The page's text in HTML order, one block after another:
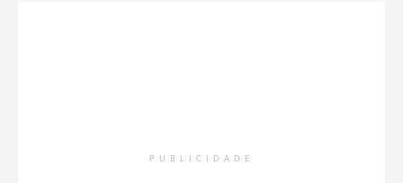
PUBLICIDADE